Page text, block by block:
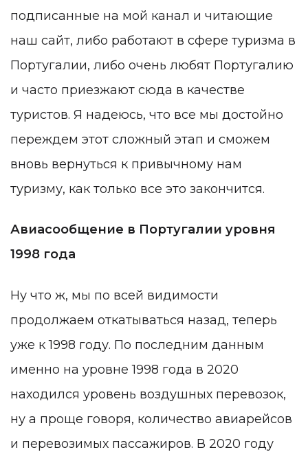
подписанные на мой канал и читающие
наш сайт, либо работают в сфере туризма в
Португалии, либо очень любят Португалию
и часто приезжают сюда в качестве
туристов. Я надеюсь, что все мы достойно
переждем этот сложный этап и сможем
вновь вернуться к привычному нам
туризму, как только все это закончится.
Авиасообщение в Португалии уровня
1998 года
Ну что ж, мы по всей видимости
продолжаем откатываться назад, теперь
уже к 1998 году. По последним данным
именно на уровне 1998 года в 2020
находился уровень воздушных перевозок,
ну а проще говоря, количество авиарейсов
и перевозимых пассажиров. В 2020 году